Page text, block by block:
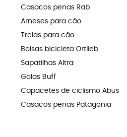
Casacos penas Rab
Arneses para cão
Trelas para cão
Bolsas bicicleta Ortlieb
Sapatilhas Altra
Golas Buff
Capacetes de ciclismo Abus
Casacos penas Patagonia